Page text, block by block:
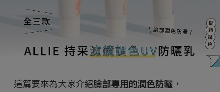
這篇要來為大家介紹臉部專用的潤色防曬 ，